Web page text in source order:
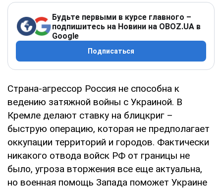
Будьте первыми в курсе главного –
подпишитесь на Новини на OBOZ.UA в
Google
Подписаться
Страна-агрессор Россия не способна к
ведению затяжной войны с Украиной. В
Кремле делают ставку на блицкриг –
быструю операцию, которая не предполагает
оккупации территорий и городов. Фактически
никакого отвода войск РФ от границы не
было, угроза вторжения все еще актуальна,
но военная помощь Запада поможет Украине